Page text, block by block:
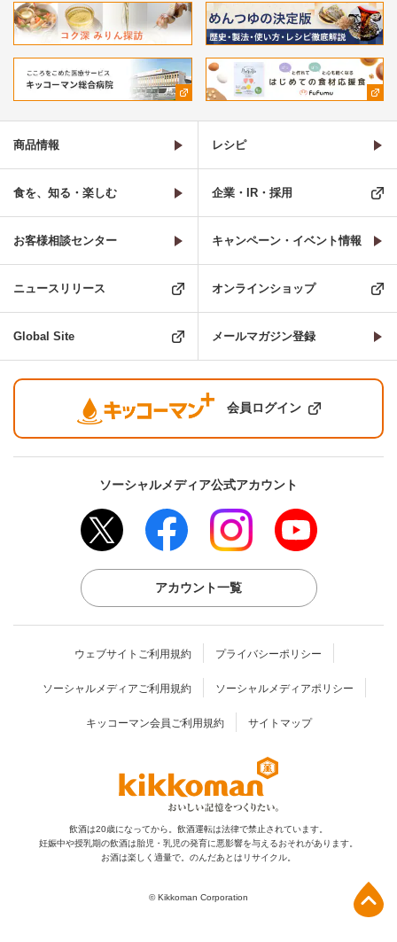
商品情報 レシピ
食を、知る・楽しむ 企業・IR・採用
お客様相談センター キャンペーン・イベント情報
ニュースリリース オンラインショップ
Global Site メールマガジン登録
会員ログイン
ソーシャルメディア公式アカウント
アカウント一覧
ウェブサイトご利用規約 プライバシーポリシー
ソーシャルメディアご利用規約 ソーシャルメディアポリシー
キッコーマン会員ご利用規約 サイトマップ
飲酒は20歳になってから。飲酒運転は法律で禁止されています。
妊娠中や授乳期の飲酒は胎児・乳児の発育に悪影響を与えるおそれがあります。
お酒は楽しく適量で。のんだあとはリサイクル。
© Kikkoman Corporation